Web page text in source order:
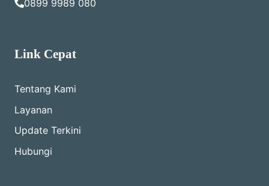
0899 9989 080
Link Cepat
Tentang Kami
Layanan
Update Terkini
Hubungi